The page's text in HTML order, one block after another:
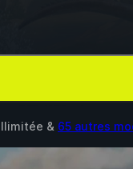
& 65 autres